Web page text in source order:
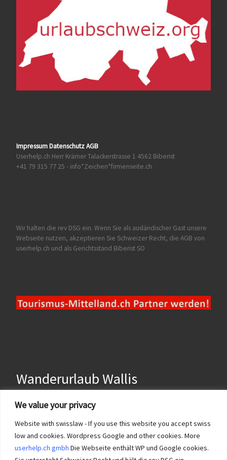
We value your privacy
Website with swisslaw - If you use this website you accept swiss
low and cookies. Wordpress Google and other cookies. More
userhelp.ch gmbh Die Webseite enthält WP und Google cookies.
Impressum Datenschutz AGB
Userhelp.ch Herr Krämer Talackerstrasse 1 4562 Biberist
+41 79 315 77 25 - info*Zeichen*firmenseite.ch
Wir halten die rev DSG ein. Wenn Sie als ausländischer Gast unsere
Webseite nutzen, akzeptieren Sie Schweizer Recht, die AGB von
userhelp.ch und als Gerichtsstand Biberist SO
Wanderurlaub Wallis
Wanderurlaub Wallis hat für us eine Spezialstellung, da Wandern im
Wallis im Herbst und im Winter die beste Wahl ist für Wanderferien